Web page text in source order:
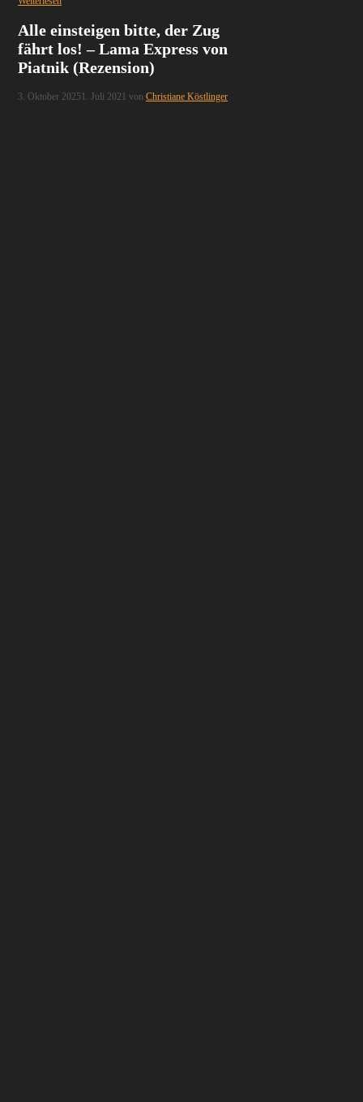
Alle einsteigen bitte, der Zug
fährt los! – Lama Express von
Piatnik (Rezension)
3. Oktober 20251. Juli 2021 vonChristiane Köstlinger